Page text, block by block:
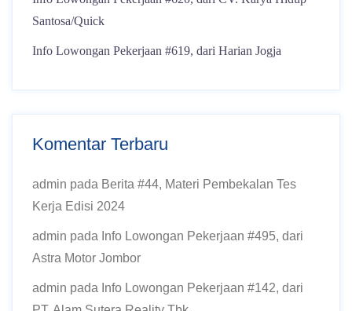
Santosa/Quick
Info Lowongan Pekerjaan #619, dari Harian Jogja
Komentar Terbaru
admin pada Berita #44, Materi Pembekalan Tes
Kerja Edisi 2024
admin pada Info Lowongan Pekerjaan #495, dari
Astra Motor Jombor
admin pada Info Lowongan Pekerjaan #142, dari